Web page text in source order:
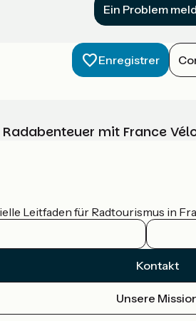
Ein Problem
Enregistrer
mit France
Leitfaden für Radtourismus in
Kontakt
Unsere